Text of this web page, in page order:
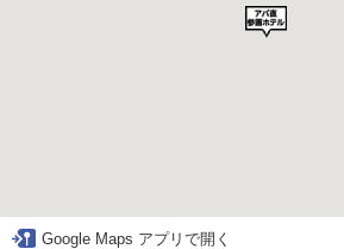
Google Maps アプリで開く